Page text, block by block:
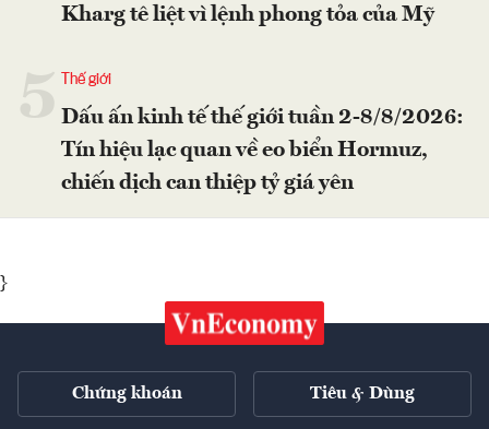
Kharg tê liệt vì lệnh phong tỏa của Mỹ
Thế giới
Dấu ấn kinh tế thế giới tuần 2-8/8/2026:
Tín hiệu lạc quan về eo biển Hormuz,
chiến dịch can thiệp tỷ giá yên
}
Chứng khoán Tiêu & Dùng